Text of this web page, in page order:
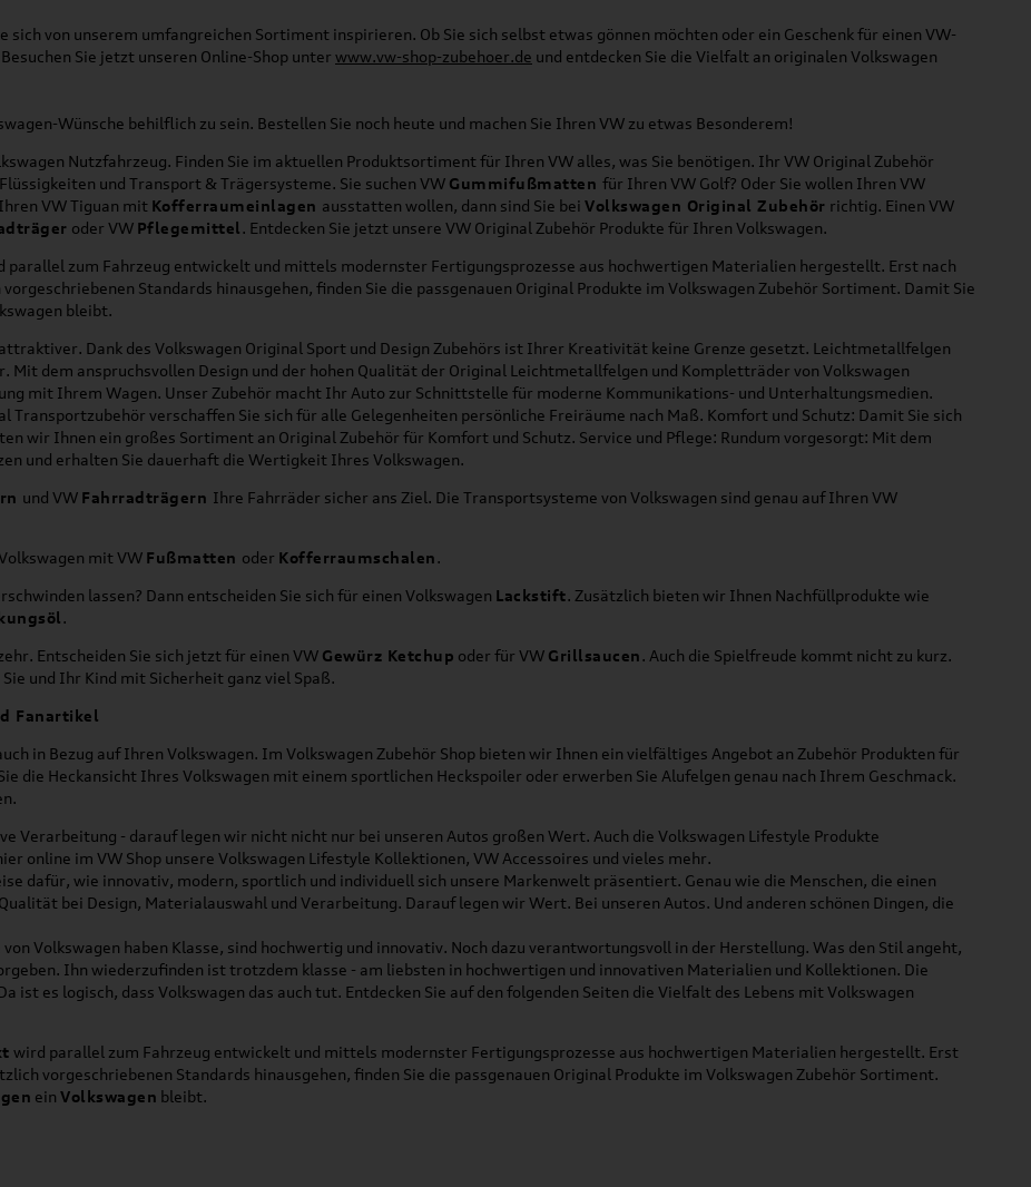
sich von unserem umfangreichen Sortiment inspirieren. Ob Sie sich selbst etwas gönnen möchten oder ein Geschenk für einen VW-
Sie jetzt unseren Online-Shop unter www.vw-shop-zubehoer.de und entdecken Sie die Vielfalt an originalen Volkswagen
Wünsche behilflich zu sein. Bestellen Sie noch heute und machen Sie Ihren VW zu etwas Besonderem!
Nutzfahrzeug. Finden Sie im aktuellen Produktsortiment für Ihren VW alles, was Sie benötigen. Ihr VW Original Zubehör
und Transport & Trägersysteme. Sie suchen VW Gummifußmatten für Ihren VW Golf? Oder Sie wollen Ihren VW
VW Tiguan mit Kofferraumeinlagen ausstatten wollen, dann sind Sie bei Volkswagen Original Zubehör richtig. Einen VW
oder VW Pflegemittel. Entdecken Sie jetzt unsere VW Original Zubehör Produkte für Ihren Volkswagen.
parallel zum Fahrzeug entwickelt und mittels modernster Fertigungsprozesse aus hochwertigen Materialien hergestellt. Erst nach
Standards hinausgehen, finden Sie die passgenauen Original Produkte im Volkswagen Zubehör Sortiment. Damit Sie
bleibt.
Dank des Volkswagen Original Sport und Design Zubehörs ist Ihrer Kreativität keine Grenze gesetzt. Leichtmetallfelgen
Mit dem anspruchsvollen Design und der hohen Qualität der Original Leichtmetallfelgen und Kompletträder von Volkswagen
mit Ihrem Wagen. Unser Zubehör macht Ihr Auto zur Schnittstelle für moderne Kommunikations- und Unterhaltungsmedien.
Transportzubehör verschaffen Sie sich für alle Gelegenheiten persönliche Freiräume nach Maß. Komfort und Schutz: Damit Sie sich
wir Ihnen ein großes Sortiment an Original Zubehör für Komfort und Schutz. Service und Pflege: Rundum vorgesorgt: Mit dem
und erhalten Sie dauerhaft die Wertigkeit Ihres Volkswagen.
und VW Fahrradträgern Ihre Fahrräder sicher ans Ziel. Die Transportsysteme von Volkswagen sind genau auf Ihren VW
mit VW Fußmatten oder Kofferraumschalen.
lassen? Dann entscheiden Sie sich für einen Volkswagen Lackstift. Zusätzlich bieten wir Ihnen Nachfüllprodukte wie
.
Entscheiden Sie sich jetzt für einen VW Gewürz Ketchup oder für VW Grillsaucen. Auch die Spielfreude kommt nicht zu kurz.
Sie und Ihr Kind mit Sicherheit ganz viel Spaß.
Fanartikel
in Bezug auf Ihren Volkswagen. Im Volkswagen Zubehör Shop bieten wir Ihnen ein vielfältiges Angebot an Zubehör Produkten für
die Heckansicht Ihres Volkswagen mit einem sportlichen Heckspoiler oder erwerben Sie Alufelgen genau nach Ihrem Geschmack.
Verarbeitung - darauf legen wir nicht nicht nur bei unseren Autos großen Wert. Auch die Volkswagen Lifestyle Produkte
online im VW Shop unsere Volkswagen Lifestyle Kollektionen, VW Accessoires und vieles mehr.
dafür, wie innovativ, modern, sportlich und individuell sich unsere Markenwelt präsentiert. Genau wie die Menschen, die einen
bei Design, Materialauswahl und Verarbeitung. Darauf legen wir Wert. Bei unseren Autos. Und anderen schönen Dingen, die
Volkswagen haben Klasse, sind hochwertig und innovativ. Noch dazu verantwortungsvoll in der Herstellung. Was den Stil angeht,
Ihn wiederzufinden ist trotzdem klasse - am liebsten in hochwertigen und innovativen Materialien und Kollektionen. Die
ist es logisch, dass Volkswagen das auch tut. Entdecken Sie auf den folgenden Seiten die Vielfalt des Lebens mit Volkswagen
wird parallel zum Fahrzeug entwickelt und mittels modernster Fertigungsprozesse aus hochwertigen Materialien hergestellt. Erst
vorgeschriebenen Standards hinausgehen, finden Sie die passgenauen Original Produkte im Volkswagen Zubehör Sortiment.
ein Volkswagen bleibt.